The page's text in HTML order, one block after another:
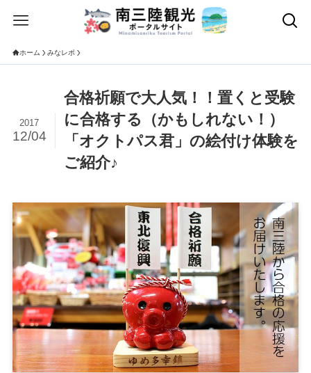
ホーム みなレポ
合格祈願で大人気！！置くと受験
に合格する（かもしれない！）
「オクトパス君」の絵付け体験を
ご紹介♪
2017
12/04